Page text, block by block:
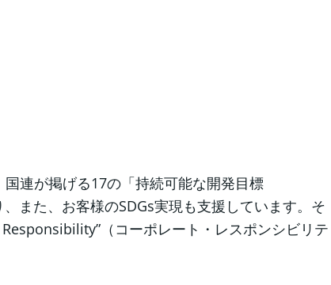
連が掲げる17の「持続可能な開発目標
また、お客様のSDGs実現も支援しています。そ
（コーポレート・レスポンシビリテ